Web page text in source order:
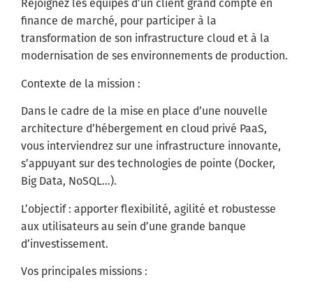
finance de marché, pour participer à la
transformation de son infrastructure cloud et à la
modernisation de ses environnements de production.
Contexte de la mission :
Dans le cadre de la mise en place d’une nouvelle
architecture d’hébergement en cloud privé PaaS,
vous interviendrez sur une infrastructure innovante,
s’appuyant sur des technologies de pointe (Docker,
Big Data, NoSQL…).
L’objectif : apporter flexibilité, agilité et robustesse
aux utilisateurs au sein d’une grande banque
d’investissement.
Vos principales missions :